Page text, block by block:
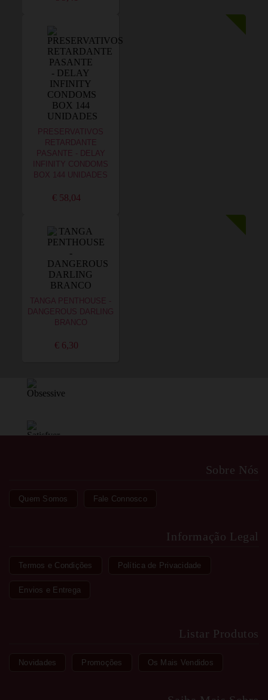
PRESERVATIVOS
RETARDANTE
PASANTE - DELAY
INFINITY CONDOMS
BOX 144 UNIDADES
€ 58,04
TANGA PENTHOUSE -
DANGEROUS DARLING
BRANCO
€ 6,30
Sobre Nós
Quem Somos Fale Connosco
Informação Legal
Termos e Condições Política de Privacidade
Envios e Entrega
Listar Produtos
Novidades Promoções Os Mais Vendidos